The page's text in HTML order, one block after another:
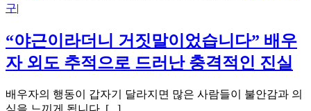
구|
“야근이라더니 거짓말이었습니다” 배우
자 외도 추적으로 드러난 충격적인 진실
배우자의 행동이 갑자기 달라지면 많은 사람들이 불안감과 의
심을 느끼게 됩니다. [...]